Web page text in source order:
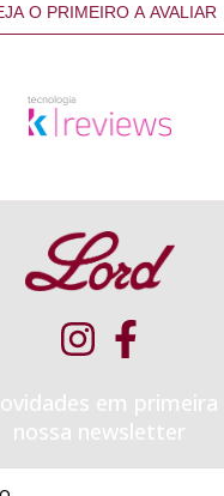
O PRIMEIRO A AVALIAR
em
nossa newsletter